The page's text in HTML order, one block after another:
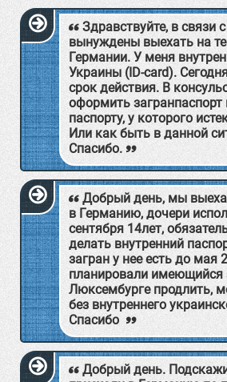
Здравствуйте, в связи
вынуждены выехать на
Германии. У меня
Украины (ID-card).
срок действия. В
оформить загранпаспорт
паспорту, у которого
Или как быть в данной
Спасибо.
Добрый день, мы
в Германию, дочери
сентября 14лет,
делать внутренний
загран у нее есть до мая
планировали имеющийся
Люксембурге продлить,
без внутреннего
Спасибо
Добрый день.